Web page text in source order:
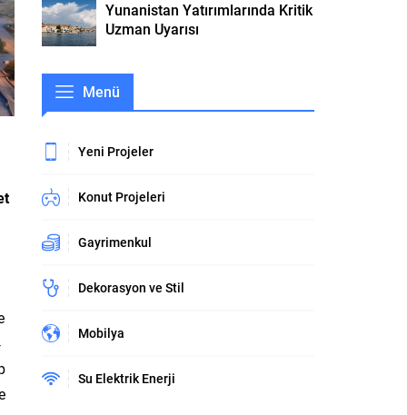
Yunanistan Yatırımlarında Kritik
Uzman Uyarısı
Menü
Yeni Projeler
Konut Projeleri
Gayrimenkul
Dekorasyon ve Stil
Mobilya
Su Elektrik Enerji